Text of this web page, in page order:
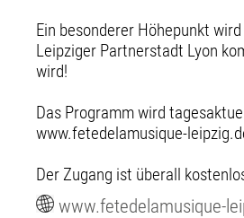
Ein besonderer Höhepunkt
Leipziger Partnerstadt Lyon
wird!
Das Programm wird
www.fetedelamusique-
Der Zugang ist überall
www.fetedelamusique-